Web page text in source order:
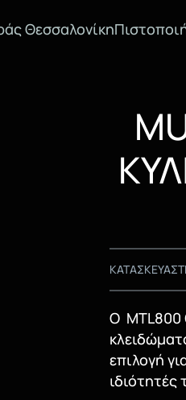
Θεσσαλονίκη
Ο MTL800
επιλογή
ιδιότητές